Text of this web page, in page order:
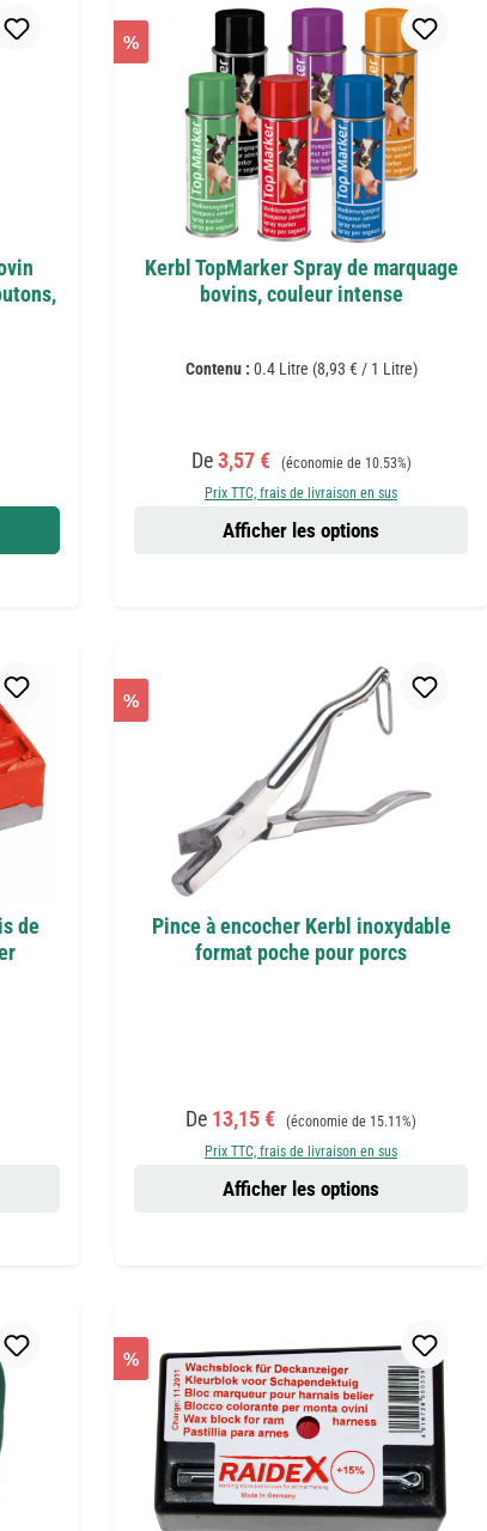
%
Kerbl TopMarker Spray de marquage
bovins, couleur intense
Contenu : 0.4 Litre (8,93 € / 1 Litre)
Prix de vente :
De3,57 € Prix régulier :
(économie de 10.53%)
Prix TTC, frais de livraison en sus
Afficher les options
de
%
Pince à encocher Kerbl inoxydable
format poche pour porcs
Prix de vente :
De 13,15 € Prix régulier :
(économie de 15.11%)
Prix TTC, frais de livraison en sus
Afficher les options
%